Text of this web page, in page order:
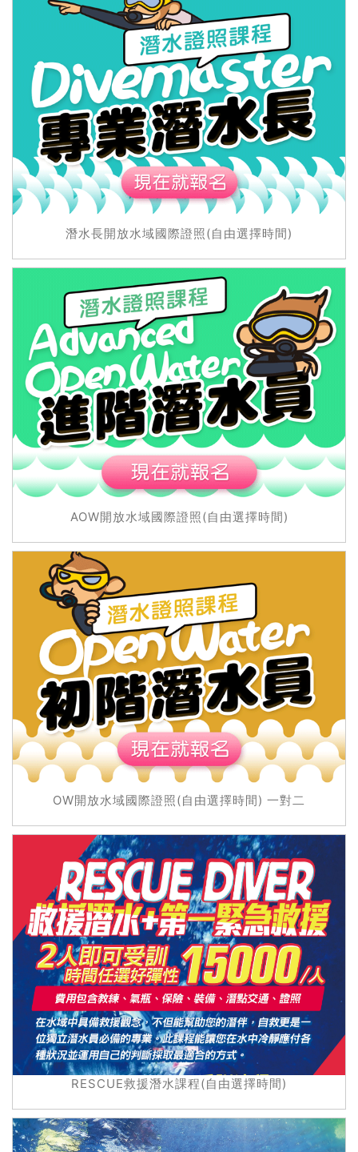
潛水長開放水域國際證照(自由選擇時間)
AOW開放水域國際證照(自由選擇時間)
OW開放水域國際證照(自由選擇時間) 一對二
RESCUE救援潛水課程(自由選擇時間)